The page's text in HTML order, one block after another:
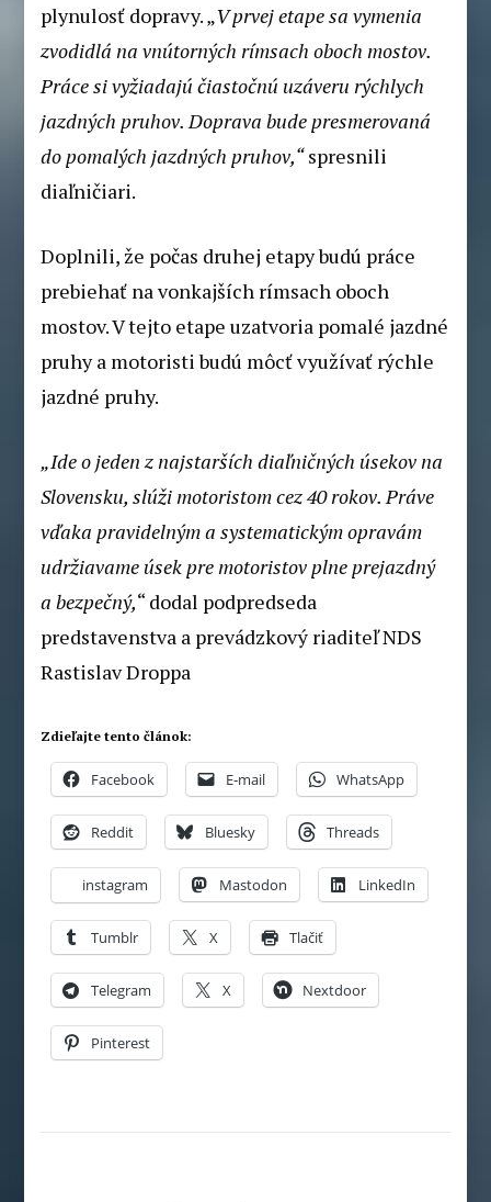
plynulosť dopravy. „V prvej etape sa vymenia
zvodidlá na vnútorných rímsach oboch mostov.
Práce si vyžiadajú čiastočnú uzáveru rýchlych
jazdných pruhov. Doprava bude presmerovaná
do pomalých jazdných pruhov,“spresnili
diaľničiari.
Doplnili, že počas druhej etapy budú práce
prebiehať na vonkajších rímsach oboch
mostov. V tejto etape uzatvoria pomalé jazdné
pruhy a motoristi budú môcť využívať rýchle
jazdné pruhy.
„Ide o jeden z najstarších diaľničných úsekov na
Slovensku, slúži motoristom cez 40 rokov. Práve
vďaka pravidelným a systematickým opravám
udržiavame úsek pre motoristov plne prejazdný
a bezpečný,“ dodal podpredseda
predstavenstva a prevádzkový riaditeľ NDS
Rastislav Droppa
Zdieľajte tento článok:
Facebook E-mail WhatsApp
Reddit Bluesky Threads
instagram Mastodon LinkedIn
Tumblr X Tlačiť
Telegram X Nextdoor
Pinterest